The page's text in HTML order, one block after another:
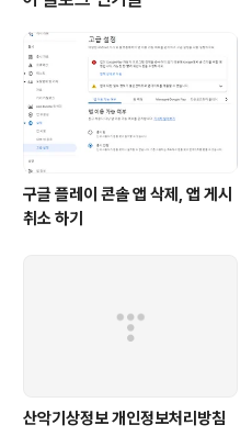
구글 플레이 콘솔 앱 삭제, 앱 게시
취소 하기
산악기상정보 개인정보처리방침